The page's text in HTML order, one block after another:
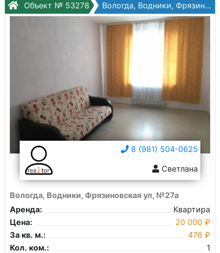
Слово:
Объект № 53278 Вологда, Водники, Фрязиновская ул, №27а
8 (981) 504-0625
Светлана
Вологда, Водники, Фрязиновская ул, №27а
Аренда:
Квартира
Цена:
20 000 ₽
За кв. м.:
476 ₽
Кол. ком.:
1